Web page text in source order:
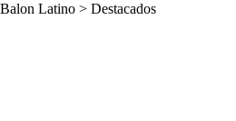
Balon Latino > Destacados